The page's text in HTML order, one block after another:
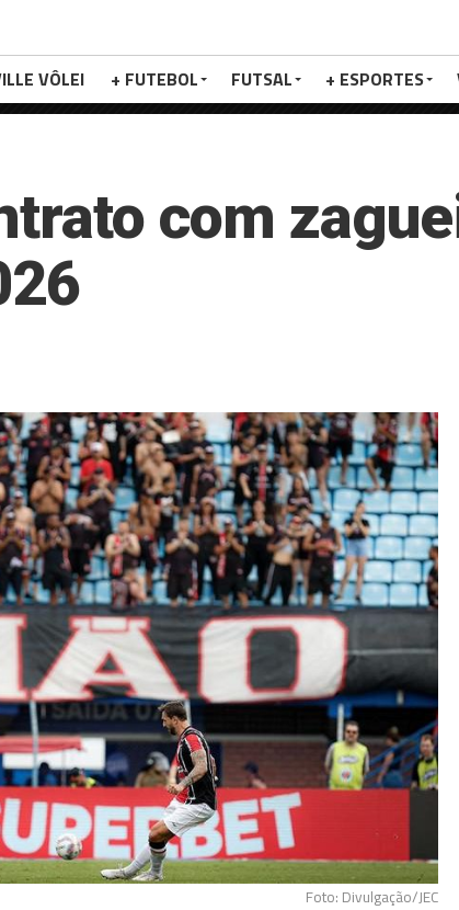
VÔLEI + FUTEBOL FUTSAL + ESPORTES
com
Foto: Divulgação/JEC